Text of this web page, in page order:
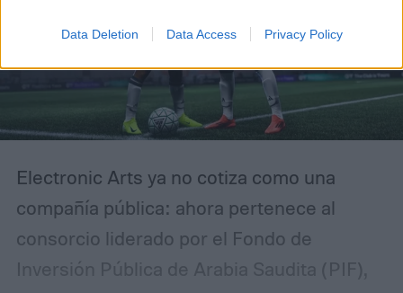
Data Deletion Data Access Privacy Policy
Electronic Arts ya no cotiza como una
compañía pública: ahora pertenece al
consorcio liderado por el Fondo de
Inversión Pública de Arabia Saudita (PIF),